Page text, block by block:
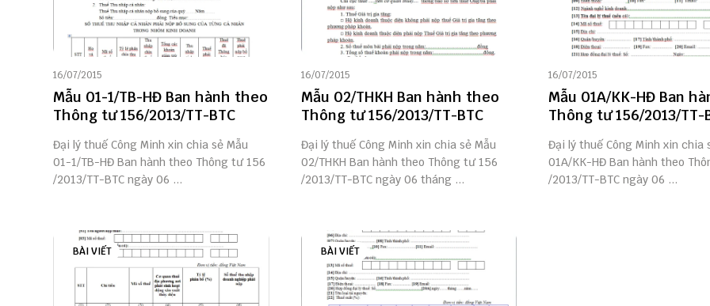
16/07/2015
Mẫu 01-1/TB-HĐ Ban hành theo
Thông tư 156/2013/TT-BTC
Đại lý thuế Công Minh xin chia sẻ Mẫu
01-1/TB-HĐ Ban hành theo Thông tư 156
/2013/TT-BTC ngày 06 ...
16/07/2015
Mẫu 02/THKH Ban hành theo
Thông tư 156/2013/TT-BTC
Đại lý thuế Công Minh xin chia sẻ Mẫu
02/THKH Ban hành theo Thông tư 156
/2013/TT-BTC ngày 06 tháng ...
16/07/2015
Mẫu 01A/KK-HĐ Ban
Thông tư 156/2013/TT-
Đại lý thuế Công Minh xin chia
01A/KK-HĐ Ban hành theo
/2013/TT-BTC ngày 06 ...
BÀI VIẾT BÀI VIẾT